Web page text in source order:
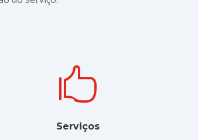

Serviços